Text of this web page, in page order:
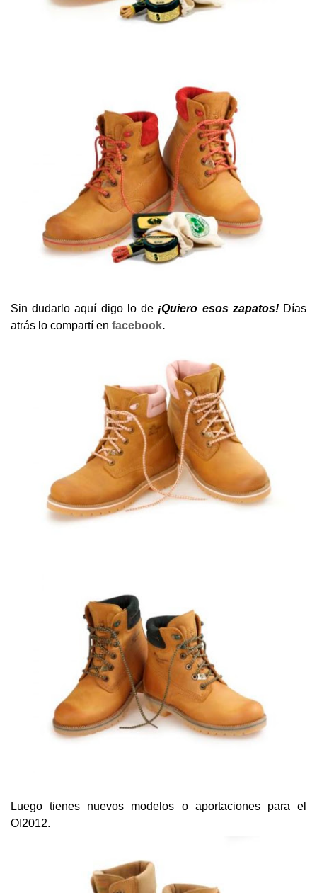
Sin dudarlo aquí digo lo de ¡Quiero esos zapatos!Días
atrás lo compartí en facebook.
Luego tienes nuevos modelos o aportaciones para el
OI2012.